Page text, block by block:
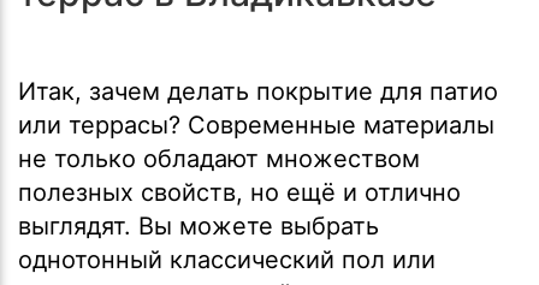
Итак, зачем делать покрытие для патио
или террасы? Современные материалы
не только обладают множеством
полезных свойств, но ещё и отлично
выглядят. Вы можете выбрать
однотонный классический пол или